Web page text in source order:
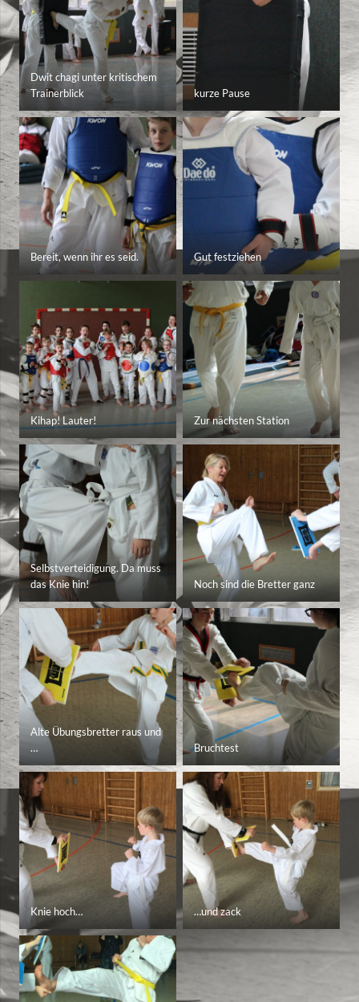
Dwit chagi unter kritischem
Trainerblick
kurze Pause
Bereit, wenn ihr es seid. Gut festziehen
Kihap! Lauter! Zur nächsten Station
Selbstverteidigung. Da muss
das Knie hin!
Noch sind die Bretter ganz
Alte Übungsbretter raus und
…
Bruchtest
Knie hoch… …und zack